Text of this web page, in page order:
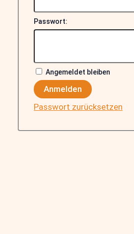
Passwort:
Angemeldet bleiben
Anmelden
Passwort zurücksetzen